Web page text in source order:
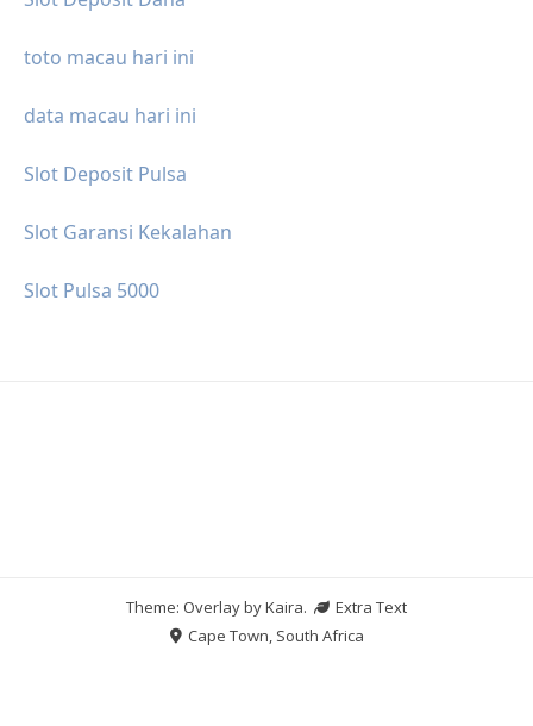
toto macau hari ini
data macau hari ini
Slot Deposit Pulsa
Slot Garansi Kekalahan
Slot Pulsa 5000
Theme: Overlay byKaira.
Extra Text
Cape Town, South Africa